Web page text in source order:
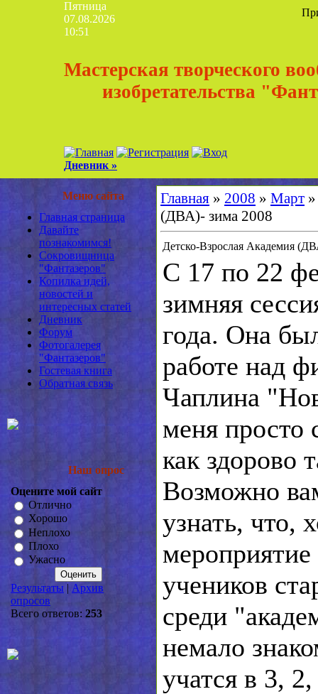
Пятница
07.08.2026
10:51
Мастерская творческого
изобретательства
Дневник »
Меню сайта
Главная страница
Давайте
познакомимся!
Сокровищница
"Фантазеров"
Копилка идей,
новостей и
интересных статей
Дневник
Форум
Фотогалерея
"Фантазеров"
Гостевая книга
Обратная связь
Наш опрос
Оцените мой сайт
Отлично
Хорошо
Неплохо
Плохо
Ужасно
Результаты | Архив
опросов
Всего ответов: 253
Главная » 2008 » Март »
(ДВА)- зима 2008
Детско-Взрослая Академия
С 17 по 22
зимняя
года. Она
работе над
Чаплина
меня просто
как здорово
Возможно
узнать, что,
мероприятие
учеников
среди
немало
учатся в 3,